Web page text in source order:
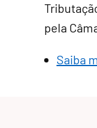
pela
Saiba